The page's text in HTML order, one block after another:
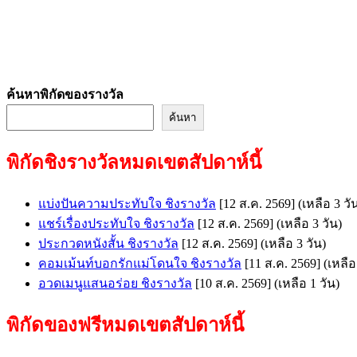
ค้นหาพิกัดของรางวัล
ค้นหา
พิกัดชิงรางวัลหมดเขตสัปดาห์นี้
แบ่งปันความประทับใจ ชิงรางวัล [12 ส.ค. 2569] (เหลือ 3 วั
แชร์เรื่องประทับใจ ชิงรางวัล [12 ส.ค. 2569] (เหลือ 3 วัน)
ประกวดหนังสั้น ชิงรางวัล [12 ส.ค. 2569] (เหลือ 3 วัน)
คอมเม้นท์บอกรักแม่โดนใจ ชิงรางวัล [11 ส.ค. 2569] (เหลื
อวดเมนูแสนอร่อย ชิงรางวัล [10 ส.ค. 2569] (เหลือ 1 วัน)
พิกัดของฟรีหมดเขตสัปดาห์นี้